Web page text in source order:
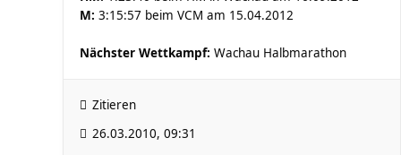
M: 3:15:57 beim VCM am 15.04.2012
Nächster Wettkampf: Wachau Halbmarathon
Zitieren
26.03.2010, 09:31